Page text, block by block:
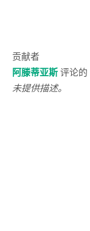
贡献者
阿滕蒂亚斯评论的
未提供描述。